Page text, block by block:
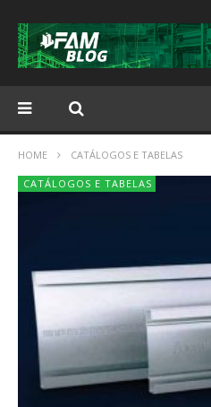
HOME CATÁLOGOS E TABELAS
CATÁLOGOS E TABELAS